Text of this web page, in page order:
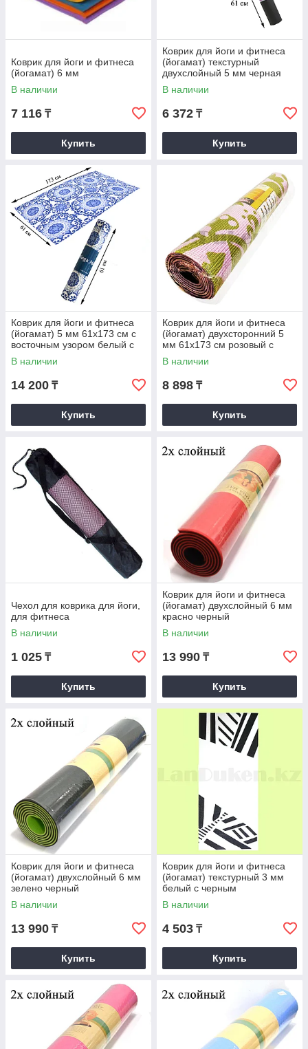
Коврик для йоги и фитнеса
(йогамат) 6 мм
В наличии
7 116 ₸
Купить
Коврик для йоги и фитнеса
(йогамат) текстурный
двухслойный 5 мм черная
кожа с белой прослойкой
тяжелый
В наличии
6 372 ₸
Купить
Коврик для йоги и фитнеса
(йогамат) 5 мм 61х173 см с
восточным узором белый с
голубым узором
В наличии
14 200 ₸
Купить
Коврик для йоги и фитнеса
(йогамат) двухсторонний 5
мм 61х173 см розовый с
рисунком листьев
В наличии
8 898 ₸
Купить
Чехол для коврика для йоги,
для фитнеса
В наличии
1 025 ₸
Купить
Коврик для йоги и фитнеса
(йогамат) двухслойный 6 мм
красно черный
В наличии
13 990 ₸
Купить
Коврик для йоги и фитнеса
(йогамат) двухслойный 6 мм
зелено черный
В наличии
13 990 ₸
Купить
Коврик для йоги и фитнеса
(йогамат) текстурный 3 мм
белый с черным
геометрическим узором
В наличии
4 503 ₸
Купить